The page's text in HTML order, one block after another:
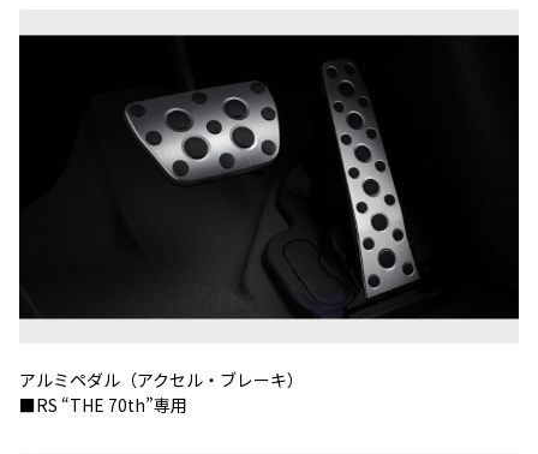
アルミペダル（アクセル・ブレーキ）
■RS “THE 70th”専用